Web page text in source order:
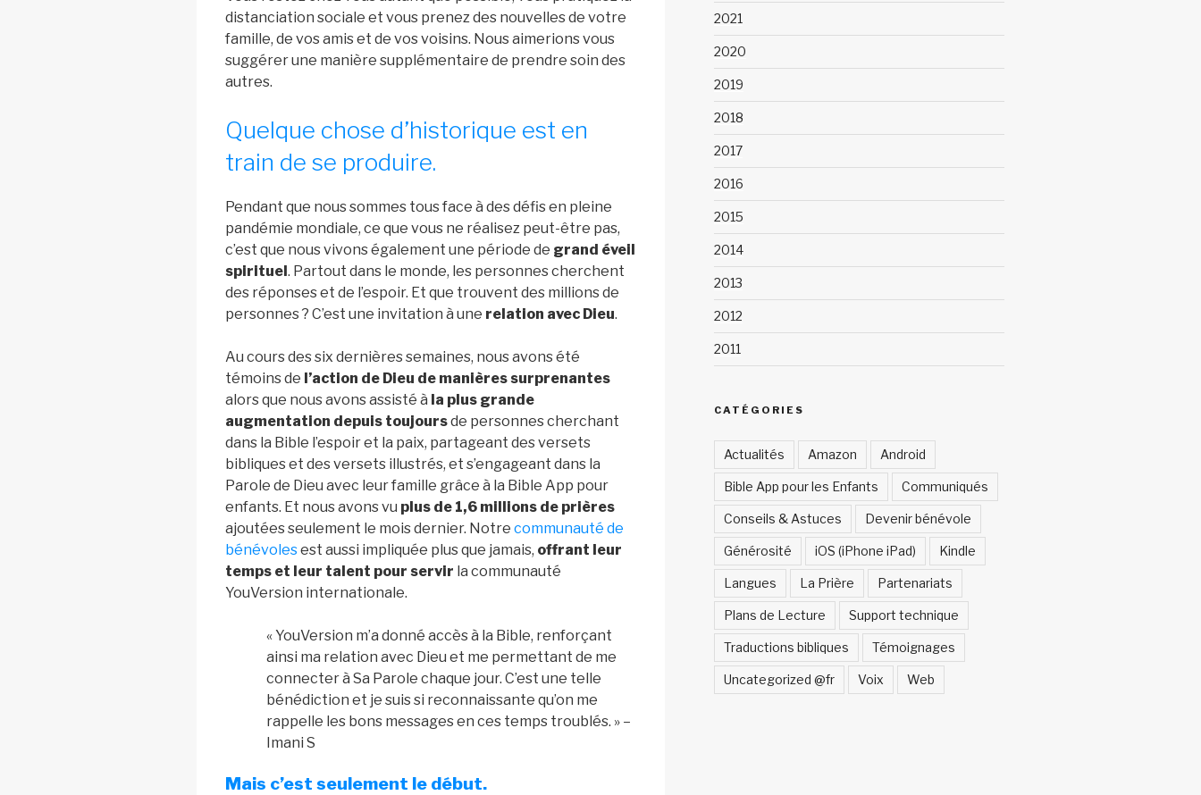
distanciation sociale et vous prenez des nouvelles de votre
famille, de vos amis et de vos voisins. Nous aimerions vous
suggérer une manière supplémentaire de prendre soin des
autres.
Quelque chose d’historique est en
train de se produire.
Pendant que nous sommes tous face à des défis en pleine
pandémie mondiale, ce que vous ne réalisez peut-être pas,
c’est que nous vivons également une période de grand éveil
spirituel. Partout dans le monde, les personnes cherchent
des réponses et de l’espoir. Et que trouvent des millions de
personnes ? C’est une invitation à une relation avec Dieu.
Au cours des six dernières semaines, nous avons été
témoins de l’action de Dieu de manières surprenantes
alors que nous avons assisté à la plus grande
augmentation depuis toujoursde personnes cherchant
dans la Bible l’espoir et la paix, partageant des versets
bibliques et des versets illustrés, et s’engageant dans la
Parole de Dieu avec leur famille grâce à la Bible App pour
enfants. Et nous avons vu plus de 1,6 millions de prières
ajoutées seulement le mois dernier. Notre communauté de
bénévolesest aussi impliquée plus que jamais, offrant leur
temps et leur talent pour servir la communauté
YouVersion internationale.
« YouVersion m’a donné accès à la Bible, renforçant
ainsi ma relation avec Dieu et me permettant de me
connecter à Sa Parole chaque jour. C’est une telle
bénédiction et je suis si reconnaissante qu’on me
rappelle les bons messages en ces temps troublés. » –
Imani S
Mais c’est seulement le début.
2021
2020
2019
2018
2017
2016
2015
2014
2013
2012
2011
CATÉGORIES
Actualités Amazon Android
Bible App pour les Enfants Communiqués
Conseils & Astuces Devenir bénévole
Générosité iOS (iPhone iPad) Kindle
Langues La Prière Partenariats
Plans de Lecture Support technique
Traductions bibliques Témoignages
Uncategorized @fr Voix Web